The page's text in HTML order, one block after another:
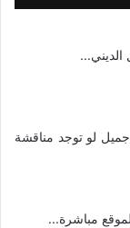
الديني...
جميل لو توجد مناقشة
مباشرة...